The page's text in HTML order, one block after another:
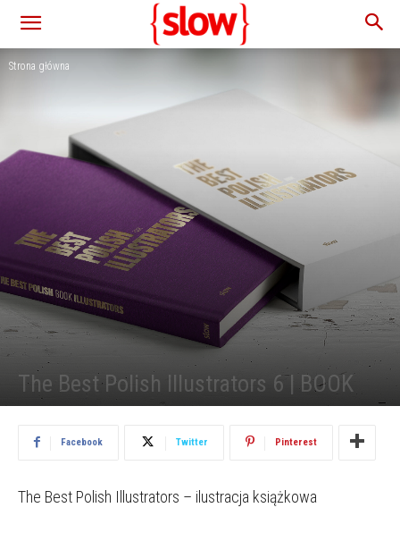
Strona główna
The Best Polish Illustrators 6 | BOOK
Facebook Twitter Pinterest
The Best Polish Illustrators – ilustracja książkowa